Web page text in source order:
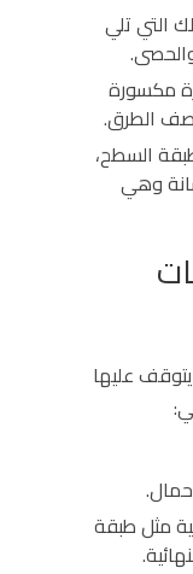
التي تلي
مكسورة
الطرق.
السطح،
وهي
عليها
مثل طبقة